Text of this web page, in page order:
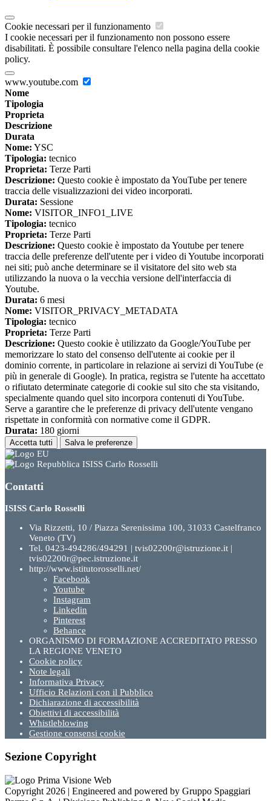
Cookie necessari per il funzionamento
I cookie necessari per il funzionamento non possono essere
disabilitati. È possibile consultare l'elenco nella pagina della cookie
policy.
www.youtube.com
Nome
Tipologia
Proprieta
Descrizione
Durata
Nome: YSC
Tipologia: tecnico
Proprieta: Terze Parti
Descrizione: Questo cookie è impostato da YouTube per tenere
traccia delle visualizzazioni dei video incorporati.
Durata: Sessione
Nome: VISITOR_INFO1_LIVE
Tipologia: tecnico
Proprieta: Terze Parti
Descrizione: Questo cookie è impostato da Youtube per tenere
traccia delle preferenze dell'utente per i video di Youtube incorporati
nei siti; può anche determinare se il visitatore del sito web sta
utilizzando la nuova o la vecchia versione dell'interfaccia di
Youtube.
Durata: 6 mesi
Nome: VISITOR_PRIVACY_METADATA
Tipologia: tecnico
Proprieta: Terze Parti
Descrizione: Questo cookie è utilizzato da Google/YouTube per
memorizzare lo stato del consenso dell'utente ai cookie per il
dominio corrente, in particolare in relazione ai servizi di YouTube (e
più in generale di Google). In pratica, registra se l'utente ha accettato
o rifiutato determinate categorie di cookie sul sito che sta visitando,
specialmente quando quel sito incorpora contenuti di YouTube.
Serve a garantire che le preferenze di privacy dell'utente vengano
rispettate in conformità con normative come il GDPR.
Durata: 180 giorni
Accetta tutti Salva le preferenze
ISISS Carlo Rosselli
Contatti
ISISS Carlo Rosselli
Via Rizzetti, 10 / Piazza Serenissima 100, 31033 Castelfranco
Veneto (TV)
Tel. 0423-494286/494291 | tvis02200r@istruzione.it |
tvis02200r@pec.istruzione.it
http://www.istitutorosselli.net/
Facebook
Youtube
Instagram
Linkedin
Pinterest
Behance
ORGANISMO DI FORMAZIONE ACCREDITATO PRESSO
LA REGIONE VENETO
Cookie policy
Note legali
Informativa Privacy
Ufficio Relazioni con il Pubblico
Dichiarazione di accessibilità
Obiettivi di accessibilità
Whistleblowing
Gestione consensi cookie
Sezione Copyright
Copyright 2026 | Engineered and powered by Gruppo Spaggiari